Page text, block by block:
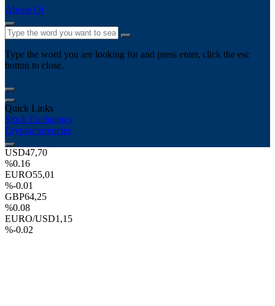
Abone Ol
Type the word you are looking for and press enter, click the esc
button to close.
Quick Links
Stock Exchanges
Cryptocurrencies
USD47,70
%0.16
EURO55,01
%-0.01
GBP64,25
%0.08
EURO/USD1,15
%-0.02